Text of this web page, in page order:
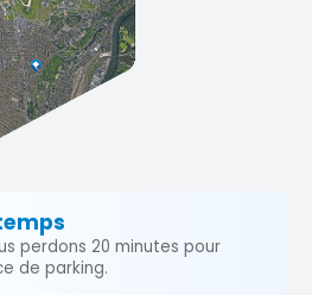
perdons 20 minutes pour
de parking.